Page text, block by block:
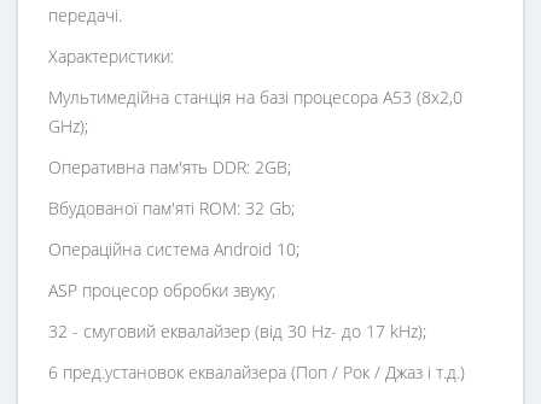
передачі.
Характеристики:
Мультимедійна станція на базі процесора A53 (8x2,0
GHz);
Оперативна пам'ять DDR: 2GB;
Вбудованої пам'яті ROM: 32 Gb;
Операційна система Android 10;
ASP процесор обробки звуку;
32 - смуговий еквалайзер (від 30 Hz- до 17 kHz);
6 пред.установок еквалайзера (Поп / Рок / Джаз і т.д.)